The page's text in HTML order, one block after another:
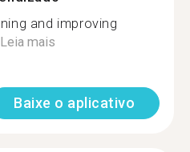
and improving
Leia mais
Baixe o aplicativo